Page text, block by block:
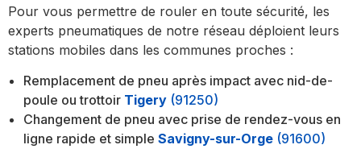
Pour vous permettre de rouler en toute sécurité, les
experts pneumatiques de notre réseau déploient leurs
stations mobiles dans les communes proches :
Remplacement de pneu après impact avec nid-de-
poule ou trottoir Tigery (91250)
Changement de pneu avec prise de rendez-vous en
ligne rapide et simple Savigny-sur-Orge (91600)